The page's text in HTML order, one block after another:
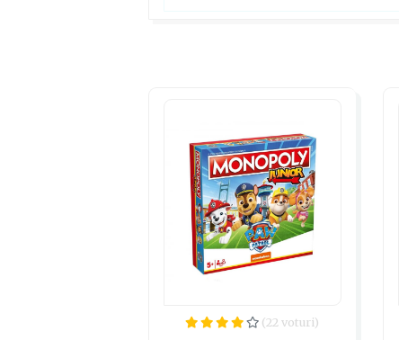
(22 voturi)